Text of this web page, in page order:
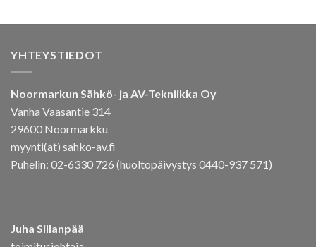
YHTEYSTIEDOT
Noormarkun Sähkö- ja AV-Tekniikka Oy
Vanha Vaasantie 314
29600 Noormarkku
myynti(at) sahko-av.fi
Puhelin: 02-6330 726 (huoltopäivystys 0440-937 571)
Juha Sillanpää